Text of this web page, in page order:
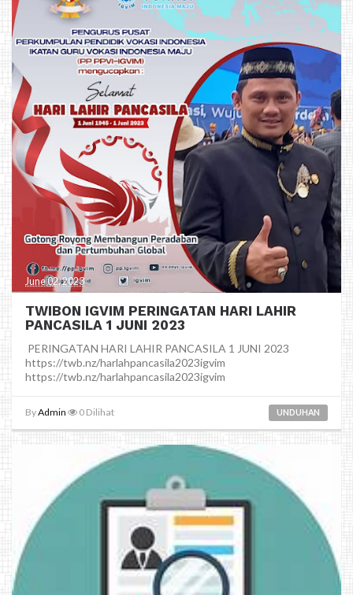
June 02, 2023
TWIBON IGVIM PERINGATAN HARI LAHIR
PANCASILA 1 JUNI 2023
PERINGATAN HARI LAHIR PANCASILA 1 JUNI 2023
https://twb.nz/harlahpancasila2023igvim
https://twb.nz/harlahpancasila2023igvim
ByAdmin 0 Dilihat UNDUHAN